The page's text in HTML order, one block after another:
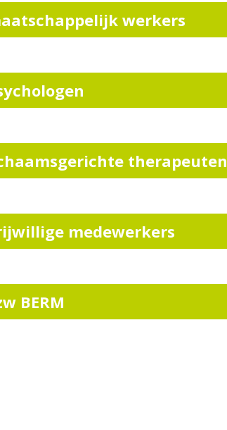
werkers
therapeuten
medewerkers
BERM